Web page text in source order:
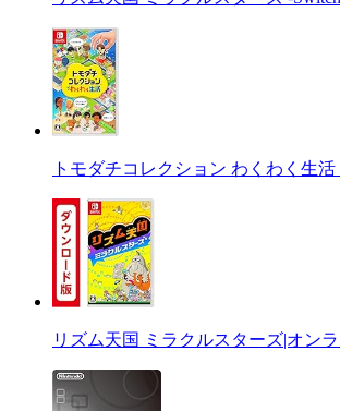
トモダチコレクション わくわく生活
リズム天国 ミラクルスターズ|オン